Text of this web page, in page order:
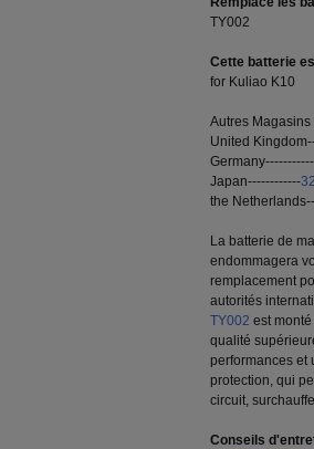
TY002
Cette batterie
for Kuliao K10
Autres
United
Japan------------
the
La batterie de
endommagera
remplacement
autorités
TY002 est
qualité
performances et
protection, qui
circuit,
Conseils